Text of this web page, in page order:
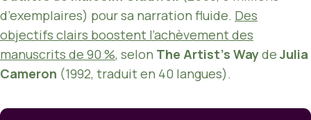
d’exemplaires) pour sa narration fluide. Des
objectifs clairs boostent l’achèvement des
manuscrits de 90 %, selon The Artist’s WaydeJulia
Cameron (1992, traduit en 40 langues).